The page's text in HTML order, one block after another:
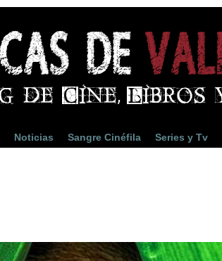
Noticias Sangre Cinéfila Series y Tv